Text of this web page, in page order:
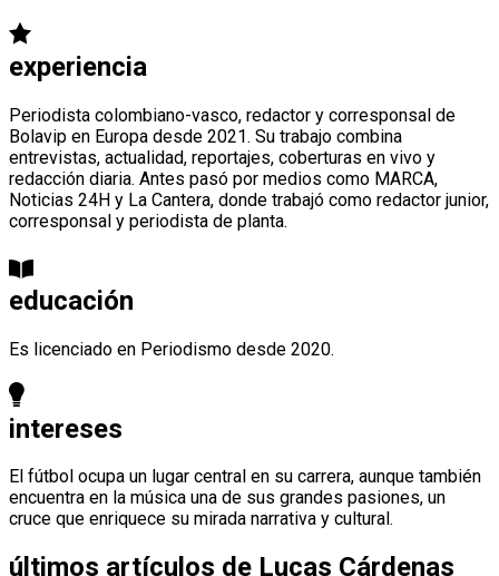
experiencia
Periodista colombiano-vasco, redactor y corresponsal de
Bolavip en Europa desde 2021. Su trabajo combina
entrevistas, actualidad, reportajes, coberturas en vivo y
redacción diaria. Antes pasó por medios como MARCA,
Noticias 24H y La Cantera, donde trabajó como redactor junior,
corresponsal y periodista de planta.
educación
Es licenciado en Periodismo desde 2020.
intereses
El fútbol ocupa un lugar central en su carrera, aunque también
encuentra en la música una de sus grandes pasiones, un
cruce que enriquece su mirada narrativa y cultural.
últimos artículos de Lucas Cárdenas